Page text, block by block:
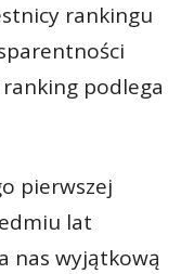
rankingu
podlega
pierwszej
lat
nas wyjątkową